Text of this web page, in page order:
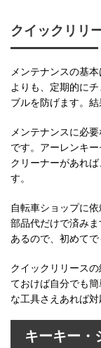
クイックリリ
メンテナンスの基
よりも、定期的に
ブルを防げます。
メンテナンスに必
です。アーレンキ
クリーナーがあれ
す。
自転車ショップに
部品代だけで済み
あるので、初めてで
クイックリリース
ておけば自分でも
な工具さえあれば対
キーキー・